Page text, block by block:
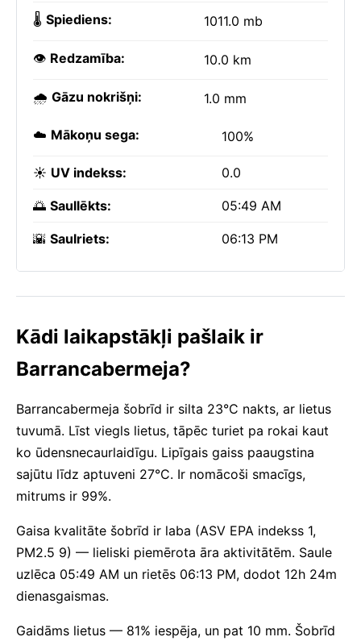
🌡️ Spiediens: 1011.0 mb
👁️ Redzamība: 10.0 km
🌧️ Gāzu nokrišņi: 1.0 mm
☁️ Mākoņu sega: 100%
☀️ UV indekss: 0.0
🌅 Saullēkts: 05:49 AM
🌇 Saulriets: 06:13 PM
Kādi laikapstākļi pašlaik ir
Barrancabermeja?
Barrancabermeja šobrīd ir silta 23°C nakts, ar lietus
tuvumā. Līst viegls lietus, tāpēc turiet pa rokai kaut
ko ūdensnecaurlaidīgu. Lipīgais gaiss paaugstina
sajūtu līdz aptuveni 27°C. Ir nomācoši smacīgs,
mitrums ir 99%.
Gaisa kvalitāte šobrīd ir laba (ASV EPA indekss 1,
PM2.5 9) — lieliski piemērota āra aktivitātēm. Saule
uzlēca 05:49 AM un rietēs 06:13 PM, dodot 12h 24m
dienasgaismas.
Gaidāms lietus — 81% iespēja, un pat 10 mm. Šobrīd